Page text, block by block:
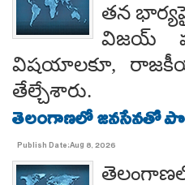
తన
విజయ్
విషయాలకూ,
తేల్చేశారు.
తెలంగాణలో జనసేనతో
Publish Date:Aug 8, 2026